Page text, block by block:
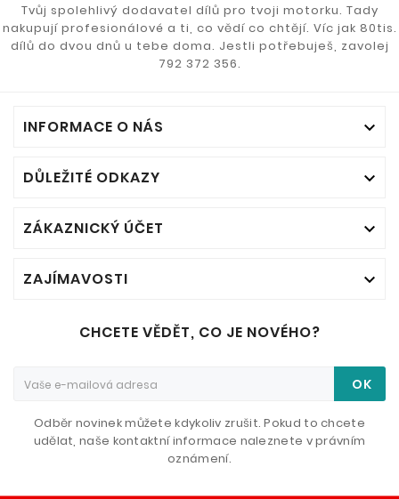
Tvůj spolehlivý dodavatel dílů pro tvoji motorku. Tady
nakupují profesionálové a ti, co vědí co chtějí. Víc jak 80tis.
dílů do dvou dnů u tebe doma. Jestli potřebuješ, zavolej
792 372 356.
INFORMACE O NÁS 
DŮLEŽITÉ ODKAZY 
ZÁKAZNICKÝ ÚČET 
ZAJÍMAVOSTI 
CHCETE VĚDĚT, CO JE NOVÉHO?
OK
Odběr novinek můžete kdykoliv zrušit. Pokud to chcete
udělat, naše kontaktní informace naleznete v právním
oznámení.